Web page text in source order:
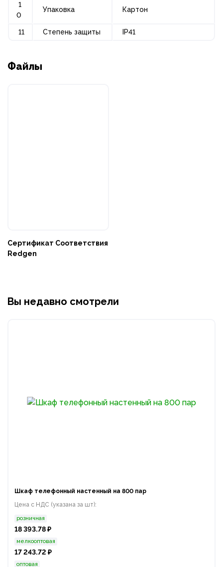
1
0
Упаковка Картон
11 Степень защиты IP41
Файлы
Сертификат Соответствия
Redgen
Вы недавно смотрели
Шкаф телефонный настенный на 800 пар
Цена с НДС (указана за шт):
розничная
18 393.78 ₽
мелкооптовая
17 243.72 ₽
оптовая